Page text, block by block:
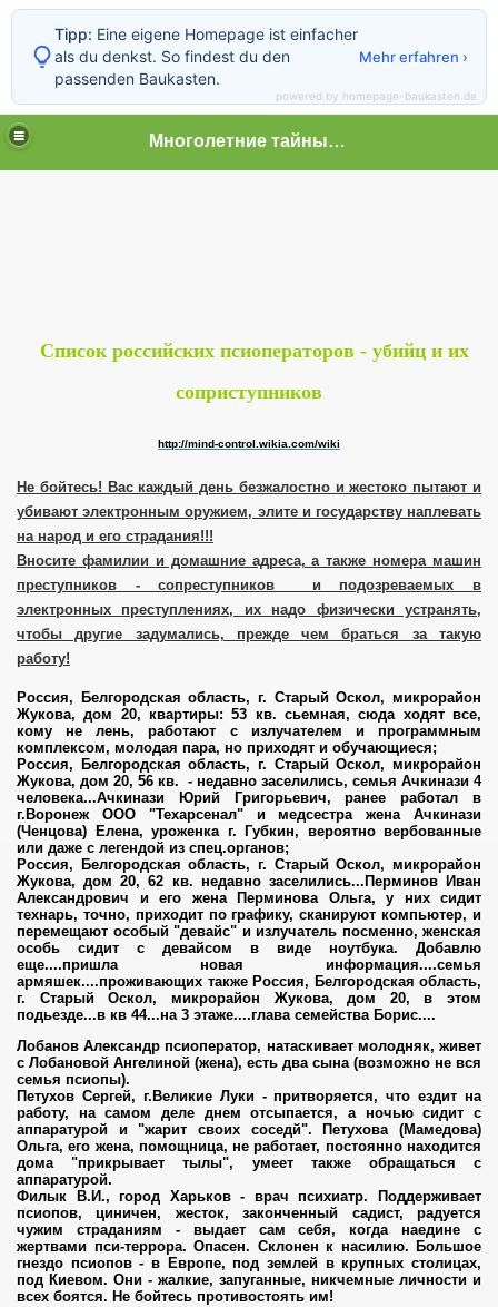
Многолетние тайные пытки граждан
Список российских псиоператоров - убийц и их
соприступников
http://mind-control.wikia.com/wiki
Не бойтесь! Вас каждый день безжалостно и жестоко пытают и
убивают электронным оружием, элите и государству наплевать
на народ и его страдания!!!
Вносите фамилии и домашние адреса, а также номера машин
преступников - сопреступников и подозреваемых в
электронных преступлениях, их надо физически устранять,
чтобы другие задумались, прежде чем браться за такую
работу!
Россия, Белгородская область, г. Старый Оскол, микрорайон
Жукова, дом 20, квартиры: 53 кв. сьемная, сюда ходят все,
кому не лень, работают с излучателем и программным
комплексом, молодая пара, но приходят и обучающиеся;
Россия, Белгородская область, г. Старый Оскол, микрорайон
Жукова, дом 20, 56 кв. - недавно заселились, семья Ачкинази 4
человека...Ачкинази Юрий Григорьевич, ранее работал в
г.Воронеж ООО "Техарсенал" и медсестра жена Ачкинази
(Ченцова) Елена, уроженка г. Губкин, вероятно вербованные
или даже с легендой из спец.органов;
Россия, Белгородская область, г. Старый Оскол, микрорайон
Жукова, дом 20,62 кв. недавно заселились...Перминов Иван
Александрович и его жена Перминова Ольга, у них сидит
технарь, точно, приходит по графику, сканируют компьютер, и
перемещают особый "девайс" и излучатель посменно, женская
особь сидит с девайсом в виде ноутбука. Добавлю
еще....пришла новая информация....семья
армяшек....проживающих также Россия, Белгородская область,
г. Старый Оскол, микрорайон Жукова, дом 20,в этом
подьезде...в кв 44...на 3 этаже....глава семейства Борис....
Лобанов Александр псиоператор, натаскивает молодняк, живет
с Лобановой Ангелиной (жена), есть два сына (возможно не вся
семья псиопы).
Петухов Сергей, г.Великие Луки - притворяется, что ездит на
работу, на самом деле днем отсыпается, а ночью сидит с
аппаратурой и "жарит своих соседй". Петухова (Мамедова)
Ольга, его жена, помощница, не работает, постоянно находится
дома "прикрывает тылы", умеет также обращаться с
аппаратурой.
Филык В.И., город Харьков - врач психиатр. Поддерживает
псиопов, циничен, жесток, законченный садист, радуется
чужим страданиям - выдает сам себя, когда наедине с
жертвами пси-террора. Опасен. Склонен к насилию. Большое
гнездо псиопов - в Европе, под землей в крупных столицах,
под Киевом. Они - жалкие, запуганные, никчемные личности и
всех боятся. Не бойтесь противостоять им!
агентов
Tipp: Eine eigene Homepage ist einfacher
als du denkst. So findest du den
passenden Baukasten.
Mehr erfahren ›
powered by homepage-baukasten.de